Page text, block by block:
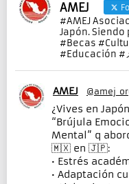
AMEJ
#AMEJ
Japón.
#Becas
#Educación #
AMEJ
¿Vives en
“Brújula
Mental” q
🇲🇽 en 🇯🇵:
• Estrés
• Adaptación